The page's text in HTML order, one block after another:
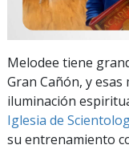
Melodee tiene
Gran Cañón, y
iluminación
Iglesia de
su entrenamiento